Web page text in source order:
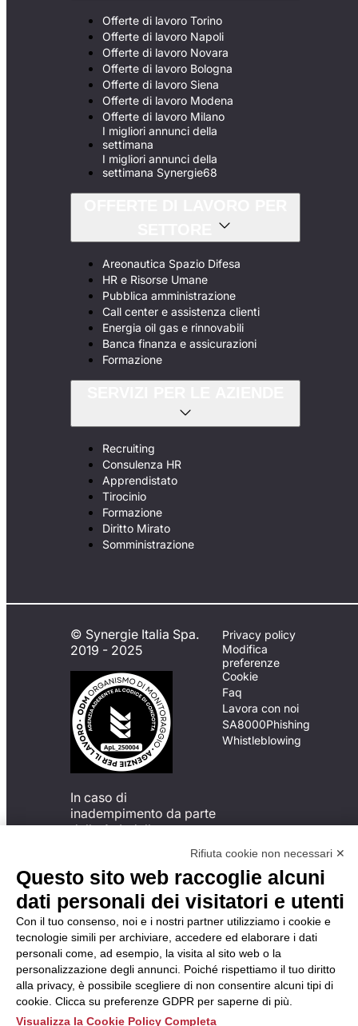
Offerte di lavoro Torino
Offerte di lavoro Napoli
Offerte di lavoro Novara
Offerte di lavoro Bologna
Offerte di lavoro Siena
Offerte di lavoro Modena
Offerte di lavoro Milano
I migliori annunci della
settimana
I migliori annunci della
settimana Synergie68
Areonautica Spazio Difesa
HR e Risorse Umane
Pubblica amministrazione
Call center e assistenza clienti
Energia oil gas e rinnovabili
Banca finanza e assicurazioni
Formazione
Recruiting
Consulenza HR
Apprendistato
Tirocinio
Formazione
Diritto Mirato
Somministrazione
© Synergie Italia Spa.
2019 - 2025
In caso di
inadempimento da parte
della ApL delle
del Codice di Condotta, è
possibile presentare un
reclamo
all’Organismo di
Monitoraggio utilizzando
una delle modalità
descritte al seguente
indirizzo web
https://odm-
agenzielavoro.it/reclami/.
Privacy policy
Modifica
preferenze
Cookie
Faq
Lavora con noi
SA8000Phishing
Whistleblowing
Rifiuta cookie non necessari ✕
Questo sito web raccoglie alcuni
dati personali dei visitatori e utenti
Con il tuo consenso, noi e i nostri partner utilizziamo i cookie e
tecnologie simili per archiviare, accedere ed elaborare i dati
personali come, ad esempio, la visita al sito web o la
personalizzazione degli annunci. Poiché rispettiamo il tuo diritto
alla privacy, è possibile scegliere di non consentire alcuni tipi di
cookie. Clicca su preferenze GDPR per saperne di più.
Visualizza la Cookie Policy Completa